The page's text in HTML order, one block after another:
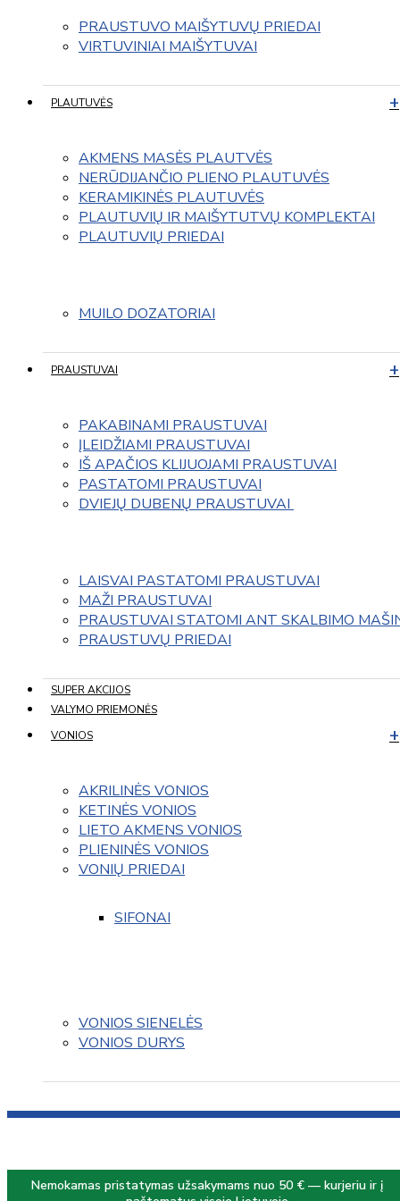
PRAUSTUVO MAIŠYTUVŲ PRIEDAI
VIRTUVINIAI MAIŠYTUVAI
PLAUTUVĖS
AKMENS MASĖS PLAUTVĖS
NERŪDIJANČIO PLIENO PLAUTUVĖS
KERAMIKINĖS PLAUTUVĖS
PLAUTUVIŲ IR MAIŠYTUTVŲ KOMPLEKTAI
PLAUTUVIŲ PRIEDAI
MUILO DOZATORIAI
PRAUSTUVAI
PAKABINAMI PRAUSTUVAI
ĮLEIDŽIAMI PRAUSTUVAI
IŠ APAČIOS KLIJUOJAMI PRAUSTUVAI
PASTATOMI PRAUSTUVAI
DVIEJŲ DUBENŲ PRAUSTUVAI
LAISVAI PASTATOMI PRAUSTUVAI
MAŽI PRAUSTUVAI
PRAUSTUVAI STATOMI ANT SKALBIMO
PRAUSTUVŲ PRIEDAI
SUPER AKCIJOS
VALYMO PRIEMONĖS
VONIOS
AKRILINĖS VONIOS
KETINĖS VONIOS
LIETO AKMENS VONIOS
PLIENINĖS VONIOS
VONIŲ PRIEDAI
SIFONAI
VONIOS SIENELĖS
VONIOS DURYS
Nemokamas pristatymas užsakymams nuo 50 € — kurjeriu ir į